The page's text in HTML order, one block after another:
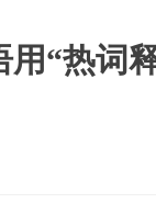
用“热词